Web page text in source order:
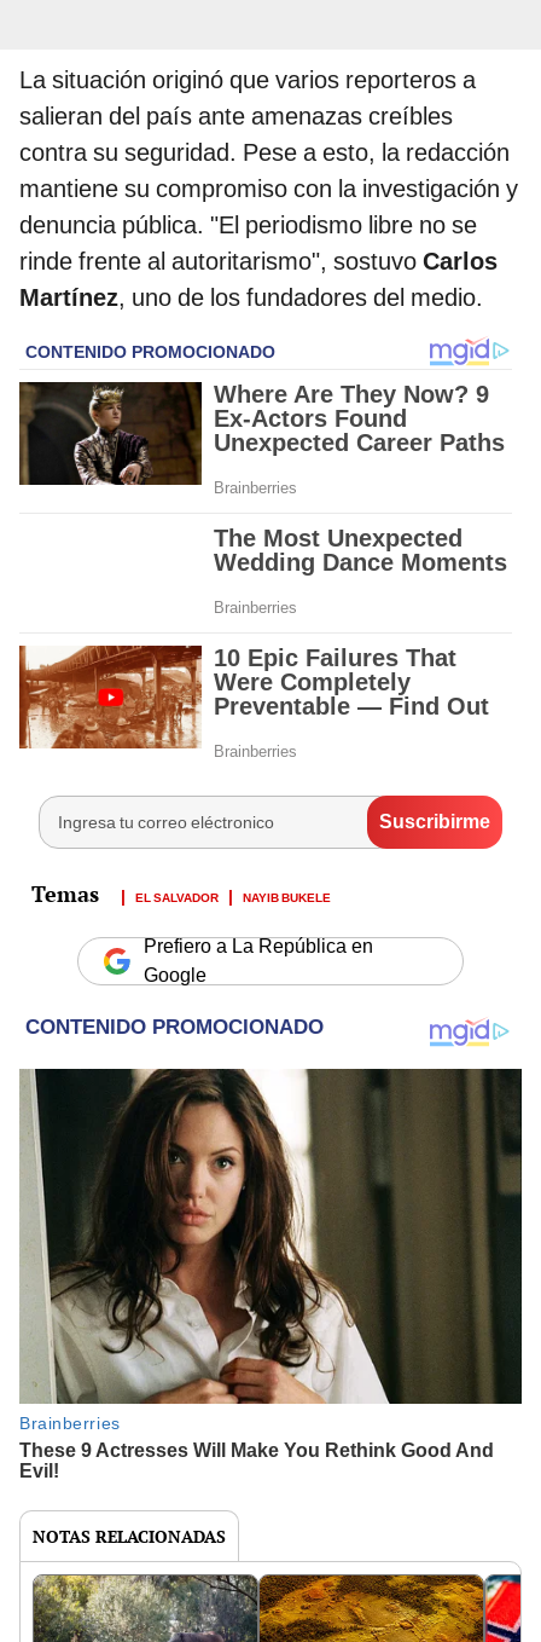
La situación originó que varios reporteros a
salieran del país ante amenazas creíbles
contra su seguridad. Pese a esto, la redacción
mantiene su compromiso con la investigación y
denuncia pública. "El periodismo libre no se
rinde frente al autoritarismo", sostuvo Carlos
Martínez, uno de los fundadores del medio.
EL SALVADOR NAYIB BUKELE
Prefiero a La República en
Google
NOTAS RELACIONADAS